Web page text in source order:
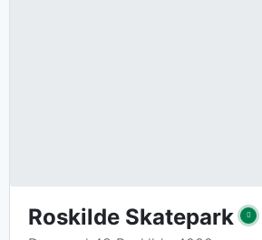
Roskilde Skatepark